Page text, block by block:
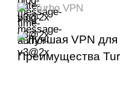
Turbo VPN